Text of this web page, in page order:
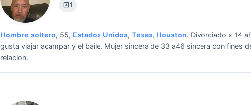
1
Hombre soltero, 55, Estados Unidos, Texas, Houston. Divorciado x 14
gusta viajar acampar y el baile. Mujer sincera de 33 a46 sincera con fines
relacion.